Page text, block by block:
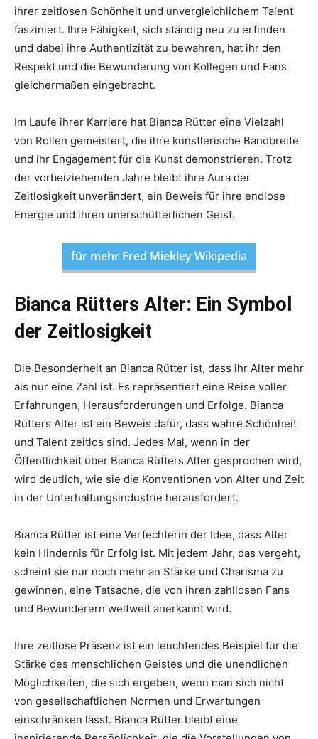
ihrer zeitlosen Schönheit und unvergleichlichem Talent
fasziniert. Ihre Fähigkeit, sich ständig neu zu erfinden
und dabei ihre Authentizität zu bewahren, hat ihr den
Respekt und die Bewunderung von Kollegen und Fans
gleichermaßen eingebracht.
Im Laufe ihrer Karriere hat Bianca Rütter eine Vielzahl
von Rollen gemeistert, die ihre künstlerische Bandbreite
und ihr Engagement für die Kunst demonstrieren. Trotz
der vorbeiziehenden Jahre bleibt ihre Aura der
Zeitlosigkeit unverändert, ein Beweis für ihre endlose
Energie und ihren unerschütterlichen Geist.
für mehr Fred Miekley Wikipedia
Bianca Rütters Alter: Ein Symbol
der Zeitlosigkeit
Die Besonderheit an Bianca Rütter ist, dass ihr Alter mehr
als nur eine Zahl ist. Es repräsentiert eine Reise voller
Erfahrungen, Herausforderungen und Erfolge. Bianca
Rütters Alter ist ein Beweis dafür, dass wahre Schönheit
und Talent zeitlos sind. Jedes Mal, wenn in der
Öffentlichkeit über Bianca Rütters Alter gesprochen wird,
wird deutlich, wie sie die Konventionen von Alter und Zeit
in der Unterhaltungsindustrie herausfordert.
Bianca Rütter ist eine Verfechterin der Idee, dass Alter
kein Hindernis für Erfolg ist. Mit jedem Jahr, das vergeht,
scheint sie nur noch mehr an Stärke und Charisma zu
gewinnen, eine Tatsache, die von ihren zahllosen Fans
und Bewunderern weltweit anerkannt wird.
Ihre zeitlose Präsenz ist ein leuchtendes Beispiel für die
Stärke des menschlichen Geistes und die unendlichen
Möglichkeiten, die sich ergeben, wenn man sich nicht
von gesellschaftlichen Normen und Erwartungen
einschränken lässt. Bianca Rütter bleibt eine